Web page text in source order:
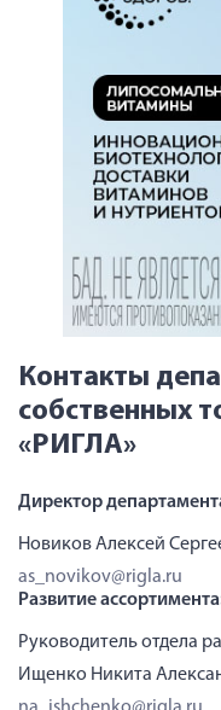
Контакты
собственных
«РИГЛА»
Директор
Новиков Алексей
as_novikov@rigla.ru
Развитие
Руководитель отдела
Ищенко Никита